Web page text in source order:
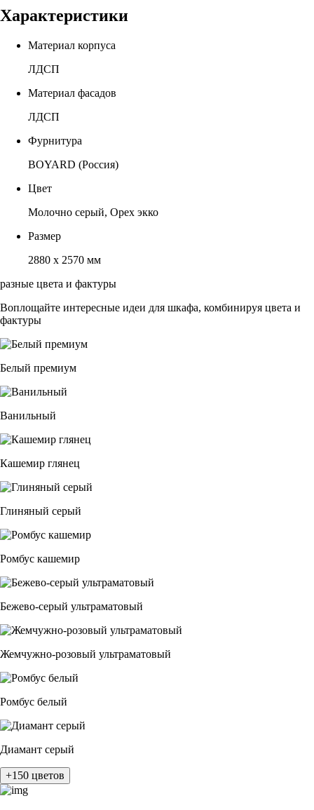
Характеристики
Материал корпуса
ЛДСП
Материал фасадов
ЛДСП
Фурнитура
BOYARD (Россия)
Цвет
Молочно серый, Орех экко
Размер
2880 х 2570 мм
разные цвета и фактуры
Воплощайте интересные идеи для шкафа, комбинируя цвета и
фактуры
Белый премиум
Ванильный
Кашемир глянец
Глиняный серый
Ромбус кашемир
Бежево-серый ультраматовый
Жемчужно-розовый ультраматовый
Ромбус белый
Диамант серый
+150 цветов